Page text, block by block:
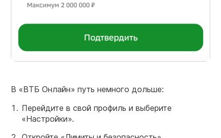
В «ВТБ Онлайн» путь немного дольше:
Перейдите в свой профиль и выберите
«Настройки».